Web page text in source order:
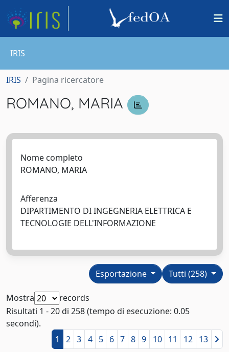
IRIS
IRIS Pagina ricercatore
ROMANO, MARIA
Nome completo
ROMANO, MARIA
Afferenza
DIPARTIMENTO DI INGEGNERIA ELETTRICA E
TECNOLOGIE DELL'INFORMAZIONE
Tutti (258)
Esportazione
Mostra
records
Risultati 1 - 20 di 258 (tempo di esecuzione: 0.05
secondi).
1
2 3 4 5 6 7 8 9 10 11 12 13